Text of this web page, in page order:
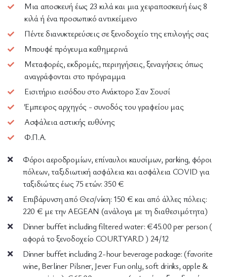
Μια αποσκευή έως 23 κιλά και μια χειραποσκευή έως 8
κιλά ή ένα προσωπικό αντικείμενο
Πέντε διανυκτερεύσεις σε ξενοδοχείο της επιλογής σας
Μπουφέ πρόγευμα καθημερινά
Μεταφορές, εκδρομές, περιηγήσεις, ξεναγήσεις όπως
αναγράφονται στο πρόγραμμα
Εισιτήριο εισόδου στο Ανάκτορο Σαν Σουσί
Έμπειρος αρχηγός - συνοδός του γραφείου μας
Ασφάλεια αστικής ευθύνης
Φ.Π.Α.
Φόροι αεροδρομίων, επίναυλοι καυσίμων, parking, φόροι
πόλεων, ταξιδιωτική ασφάλεια και ασφάλεια COVID για
ταξιδιώτες έως 75 ετών: 350 €
Επιβάρυνση από Θεσ/νίκη: 150 € και από άλλες πόλεις:
220 € με την AEGEAN (ανάλογα με τη διαθεσιμότητα)
Dinner buffet including filtered water: €45.00 per person (
αφορά το ξενοδοχείο COURTYARD ) 24/12
Dinner buffet including 2-hour beverage package: (favorite
wine, Berliner Pilsner, Jever Fun only, soft drinks, apple &